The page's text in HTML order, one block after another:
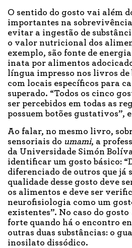
O sentido do gosto vai além
importantes na
evitar a ingestão de
o valor nutricional dos
exemplo, são fonte de
inata por alimentos
língua impresso nos livros
com locais específicos para
superado. “Todos os cinco
ser percebidos em todas as
possuem botões gustativos”,
Ao falar, no mesmo livro,
sensoriais do umami, a
da Universidade Simón
identificar um gosto básico:
diferenciado de outros que já
qualidade desse gosto deve
os alimentos e deve ser
neurofisiologia como um
existentes”. No caso do gosto
forte quando há o encontro
outras duas substâncias: o
inosilato dissódico.